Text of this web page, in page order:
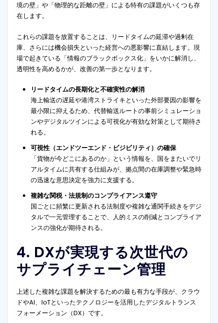
境の壁」や「物理的な距離の壁」による特有の課題がいくつも存
在します。
これらの課題を放置することは、リードタイムの延滞や過剰在
庫、さらには機会損失といった経営への悪影響に直結します。現
場で起きている「情報のブラックボックス化」をいかに解消し、
透明性を高めるかが、改善の第一歩となります。
リードタイムの長期化と不確実性の解消
海上輸送の遅延や港湾ストライキといった外部要因の影響を
最小限に抑えるため、代替輸送ルートの事前シミュレーショ
ンやデジタルツインによる可視化が有効な対策として期待さ
れる。
可視性（エンドツーエンド・ビジビリティ）の確保
「貨物が今どこにあるのか」という情報を、国をまたいでリ
アルタイムに共有する仕組みが、拠点間の在庫調整や緊急時
の迅速な意思決定を強力に支援する。
複雑な関税・法規制のコンプライアンス遵守
国ごとに頻繁に更新される法制度や複雑な通関手続きをデジ
タルで一元管理することで、人的ミスの削減とコンプライア
ンスの強化が期待される。
4. DXが実現する次世代の
サプライチェーン管理
上述した複雑な課題を解決するための最も有力な手段が、クラウ
ドやAI、IoTといったテクノロジーを活用したデジタルトランス
フォーメーション（DX）です。